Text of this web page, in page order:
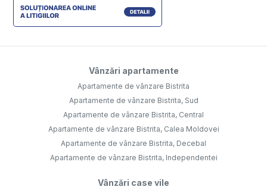
Vânzări apartamente
Apartamente de vânzare Bistrita
Apartamente de vânzare Bistrita, Sud
Apartamente de vânzare Bistrita, Central
Apartamente de vânzare Bistrita, Calea Moldovei
Apartamente de vânzare Bistrita, Decebal
Apartamente de vânzare Bistrita, Independentei
Vânzări case vile